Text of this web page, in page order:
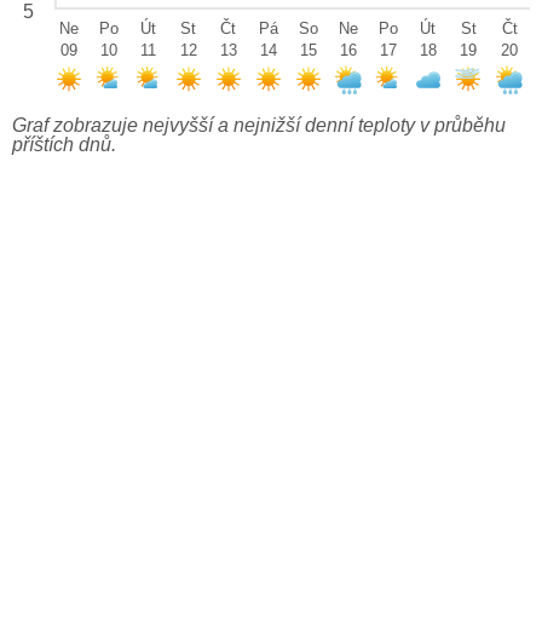
5
Ne
09
Po
10
Út
11
St
12
Čt
13
Pá
14
So
15
Ne
16
Po
17
Út
18
St
19
Čt
20
Graf zobrazuje nejvyšší a nejnižší denní teploty v průběhu
příštích dnů.